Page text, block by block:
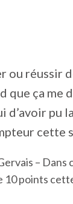
ou réussir
que ça me
d’avoir pu
cette
–
10 points